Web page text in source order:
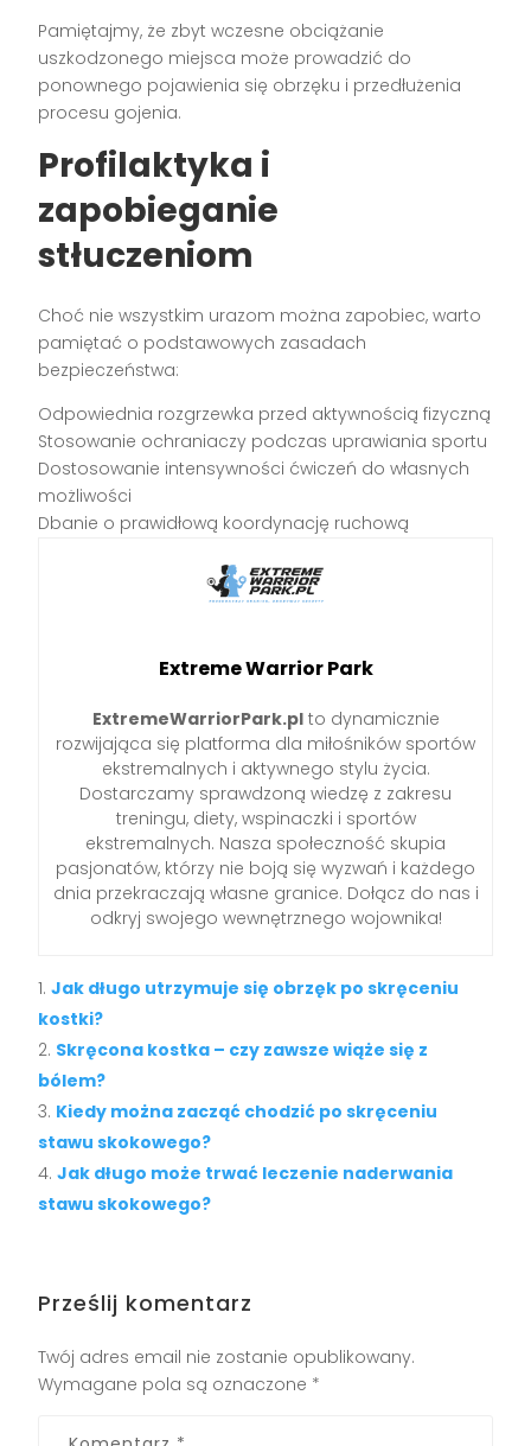
Pamiętajmy, że zbyt wczesne obciążanie
uszkodzonego miejsca może prowadzić do
ponownego pojawienia się obrzęku i przedłużenia
procesu gojenia.
Profilaktyka i
zapobieganie
stłuczeniom
Choć nie wszystkim urazom można zapobiec, warto
pamiętać o podstawowych zasadach
bezpieczeństwa:
Odpowiednia rozgrzewka przed aktywnością fizyczną
Stosowanie ochraniaczy podczas uprawiania sportu
Dostosowanie intensywności ćwiczeń do własnych
możliwości
Dbanie o prawidłową koordynację ruchową
Extreme Warrior Park
ExtremeWarriorPark.plto dynamicznie
rozwijająca się platforma dla miłośników sportów
ekstremalnych i aktywnego stylu życia.
Dostarczamy sprawdzoną wiedzę z zakresu
treningu, diety, wspinaczki i sportów
ekstremalnych. Nasza społeczność skupia
pasjonatów, którzy nie boją się wyzwań i każdego
dnia przekraczają własne granice. Dołącz do nas i
odkryj swojego wewnętrznego wojownika!
Jak długo utrzymuje się obrzęk po skręceniu
kostki?
Skręcona kostka – czy zawsze wiąże się z
bólem?
Kiedy można zacząć chodzić po skręceniu
stawu skokowego?
Jak długo może trwać leczenie naderwania
stawu skokowego?
Prześlij komentarz
Twój adres email nie zostanie opublikowany.
Wymagane pola są oznaczone *